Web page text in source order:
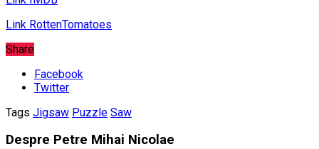
Link RottenTomatoes
Share
Facebook
Twitter
Tags Jigsaw Puzzle Saw
Despre Petre Mihai Nicolae